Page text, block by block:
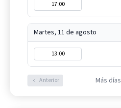
17:00
Martes, 11 de agosto
13:00
Anterior Más días